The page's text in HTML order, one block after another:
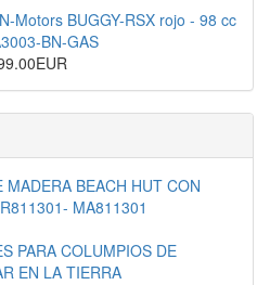
Motors BUGGY-RSX rojo - 98 cc
BN-GAS
MADERA BEACH HUT CON
MA811301
PARA COLUMPIOS DE
EN LA TIERRA